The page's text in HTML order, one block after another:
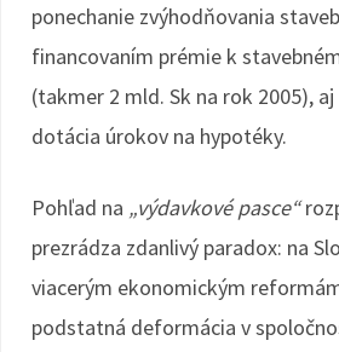
ponechanie zvýhodňovania
financovaním prémie k
(takmer 2 mld. Sk na rok 2005),
dotácia úrokov na hypotéky.
Pohľad na „výdavkové pasce“
prezrádza zdanlivý paradox: na
viacerým ekonomickým
podstatná deformácia v